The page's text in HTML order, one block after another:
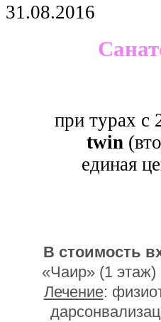
31.08.2016
при турах с
twin
единая
В стоимость
«Чаир» (1
Лечение: